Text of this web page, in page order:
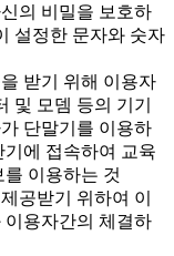
의 비밀을 보호하
설정한 문자와 숫자
받기 위해 이용자
및 모뎀 등의 기기
단말기를 이용하
에 접속하여 교육
이용하는 것
공받기 위하여 이
용자간의 체결하